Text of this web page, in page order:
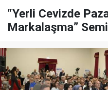
“Yerli Cevizde
Markalaşma”